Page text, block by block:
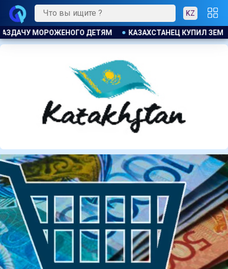
KZ
ЗЕМЕЛЬНЫЙ УЧАСТОК И ОБНАРУЖИЛ НА НЕМ БОЛЬШОЙ